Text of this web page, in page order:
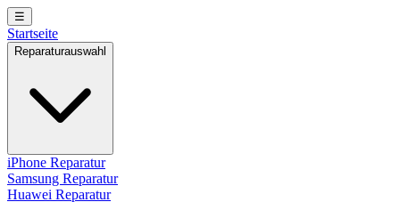
☰
Startseite
Reparaturauswahl
iPhone Reparatur
Samsung Reparatur
Huawei Reparatur